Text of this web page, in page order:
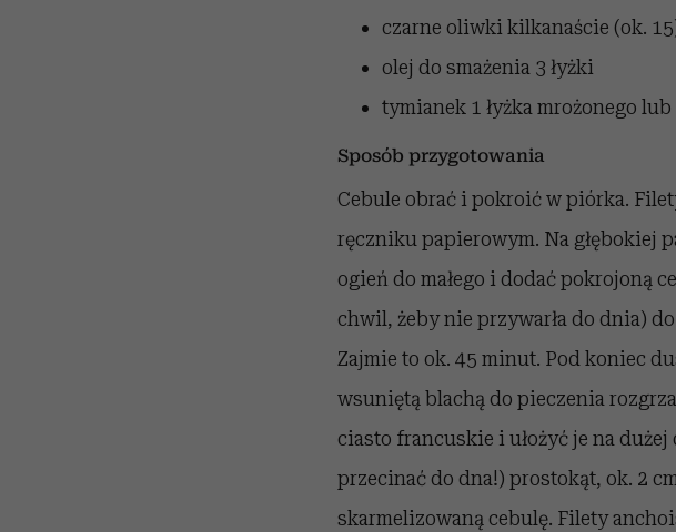
czarne oliwki kilkanaście (ok.
olej do smażenia 3 łyżki
tymianek 1 łyżka mrożonego
Sposób przygotowania
Cebule obrać i pokroić w piórka.
ręczniku papierowym. Na głębokiej
ogień do małego i dodać pokrojoną
chwil, żeby nie przywarła do dnia)
Zajmie to ok. 45 minut. Pod koniec
wsuniętą blachą do pieczenia
ciasto francuskie i ułożyć je na
przecinać do dna!) prostokąt, ok. 2
skarmelizowaną cebulę. Filety